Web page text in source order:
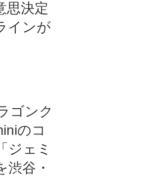
思決定
インが
ゴンク
のコ
ジェミ
渋谷・